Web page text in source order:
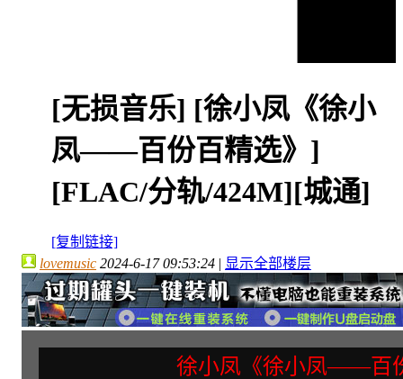
[无损音乐] [徐小凤《徐小
凤——百份百精选》]
[FLAC/分轨/424M][城通]
[复制链接]
lovemusic 2024-6-17 09:53:24 | 显示全部楼层
徐小凤《徐小凤——百